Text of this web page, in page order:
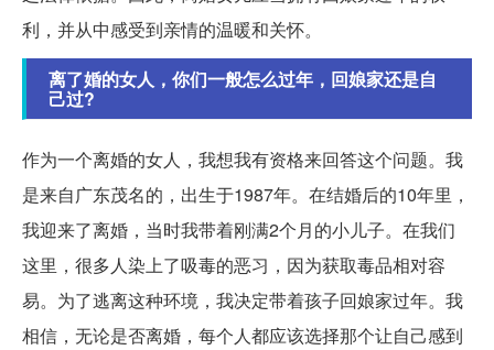
利，并从中感受到亲情的温暖和关怀。
离了婚的女人，你们一般怎么过年，回娘家还是自
己过?
作为一个离婚的女人，我想我有资格来回答这个问题。我
是来自广东茂名的，出生于1987年。在结婚后的10年里，
我迎来了离婚，当时我带着刚满2个月的小儿子。在我们
这里，很多人染上了吸毒的恶习，因为获取毒品相对容
易。为了逃离这种环境，我决定带着孩子回娘家过年。我
相信，无论是否离婚，每个人都应该选择那个让自己感到